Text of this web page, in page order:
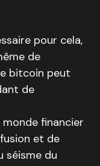
pour cela,
de
bitcoin peut
de
financier
et de
séisme du